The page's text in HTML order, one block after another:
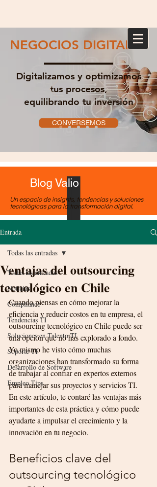
NEGOCIOS DIGITALES
Digitalizamos y optimizamos
tus procesos,
equilibrando tu inversión
CONVERSEMOS
Blog Valio
Un espacio de insights, tendencias y soluciones
tecnológicas para la transformación digital.
Entrada
Todas las entradas
Noticias
Compliance
Tendencias TI
Soluciones en Talento TI
Soporte TI
Desarrollo de Software
Empleo Tips
Todas las entradas
Ventajas del outsourcing
tecnológico en Chile
Cuando piensas en cómo mejorar la
eficiencia y reducir costos en tu empresa, el
outsourcing tecnológico en Chile puede ser
una opción que no has explorado a fondo.
Yo mismo he visto cómo muchas
organizaciones han transformado su forma
de trabajar al confiar en expertos externos
para manejar sus proyectos y servicios TI.
En este artículo, te contaré las ventajas más
importantes de esta práctica y cómo puede
ayudarte a impulsar el crecimiento y la
innovación en tu negocio.
Beneficios clave del
outsourcing tecnológico